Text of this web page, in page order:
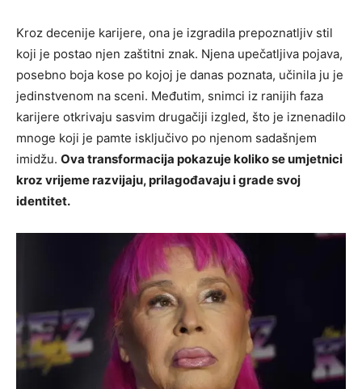
Kroz decenije karijere, ona je izgradila prepoznatljiv stil
koji je postao njen zaštitni znak. Njena upečatljiva pojava,
posebno boja kose po kojoj je danas poznata, učinila ju je
jedinstvenom na sceni. Međutim, snimci iz ranijih faza
karijere otkrivaju sasvim drugačiji izgled, što je iznenadilo
mnoge koji je pamte isključivo po njenom sadašnjem
imidžu. Ova transformacija pokazuje koliko se umjetnici
kroz vrijeme razvijaju, prilagođavaju i grade svoj
identitet.